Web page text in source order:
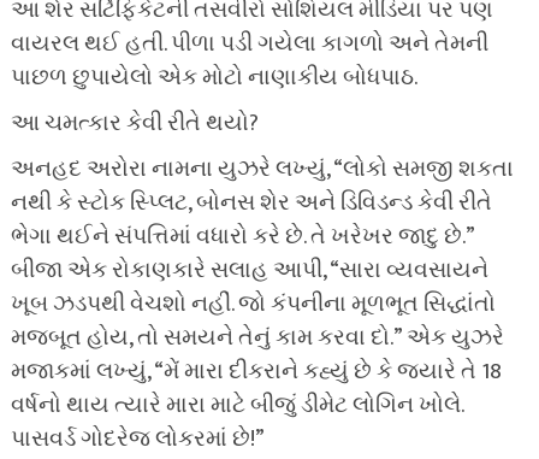
આ શેર સર્ટિફિકેટની તસવીરો સોશિયલ મીડિયા પર પણ
વાયરલ થઈ હતી. પીળા પડી ગયેલા કાગળો અને તેમની
પાછળ છુપાયેલો એક મોટો નાણાકીય બોધપાઠ.
આ ચમત્કાર કેવી રીતે થયો?
અનહદ અરોરા નામના યુઝરે લખ્યું, “લોકો સમજી શકતા
નથી કે સ્ટોક સ્પ્લિટ, બોનસ શેર અને ડિવિડન્ડ કેવી રીતે
ભેગા થઈને સંપત્તિમાં વધારો કરે છે. તે ખરેખર જાદુ છે.”
બીજા એક રોકાણકારે સલાહ આપી, “સારા વ્યવસાયને
ખૂબ ઝડપથી વેચશો નહીં. જો કંપનીના મૂળભૂત સિદ્ધાંતો
મજબૂત હોય, તો સમયને તેનું કામ કરવા દો.” એક યુઝરે
મજાકમાં લખ્યું, “મેં મારા દીકરાને કહ્યું છે કે જ્યારે તે 18
વર્ષનો થાય ત્યારે મારા માટે બીજું ડીમેટ લોગિન ખોલે.
પાસવર્ડ ગોદરેજ લોકરમાં છે!”